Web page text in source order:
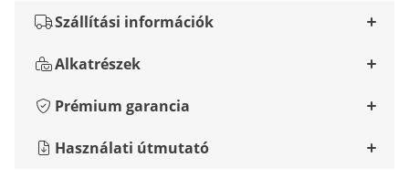
Szállítási információk
Alkatrészek
Prémium garancia
Használati útmutató